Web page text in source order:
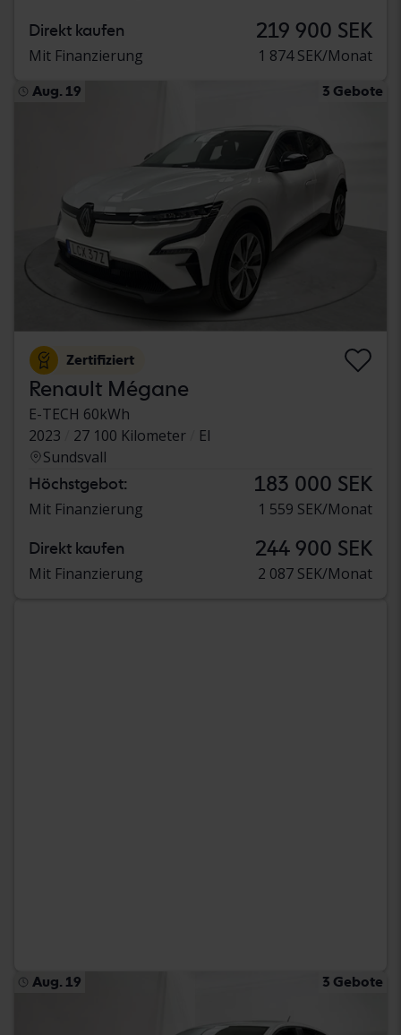
Direkt kaufen 219 900 SEK
Mit Finanzierung 1 874 SEK/Monat
Aug. 19 3 Gebote
Zertifiziert
Renault Mégane
E-TECH 60kWh
2023
27 100 Kilometer
El
Sundsvall
Höchstgebot: 183 000 SEK
Mit Finanzierung 1 559 SEK/Monat
Direkt kaufen 244 900 SEK
Mit Finanzierung 2 087 SEK/Monat
Aug. 19 3 Gebote